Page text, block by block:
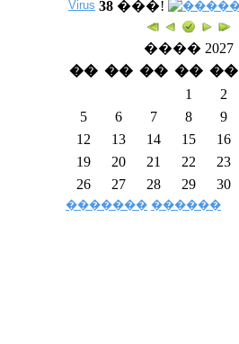
Virus 38 ���!
���� 2027
�� �� �� �� ��
1
2
5
6 7 8 9
12
13 14 15 16
19
20 21 22 23
26
27 28 29 30
������� ������